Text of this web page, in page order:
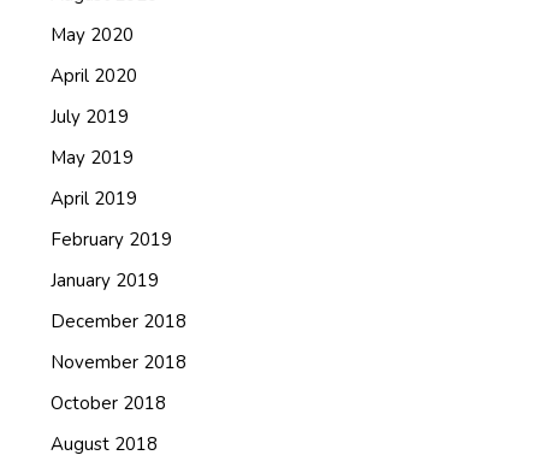
May 2020
April 2020
July 2019
May 2019
April 2019
February 2019
January 2019
December 2018
November 2018
October 2018
August 2018